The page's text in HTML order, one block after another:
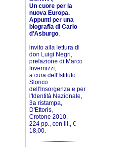
Un cuore per la
nuova Europa.
Appunti per una
biografia di Carlo
d'Asburgo,
invito alla lettura di
don Luigi Negri,
prefazione di Marco
Invernizzi,
a cura dell'Istituto
Storico
dell'Insorgenza e per
l'Identità Nazionale,
3a ristampa,
D'Ettoris,
Crotone 2010,
224 pp., con ill., €
18,00.